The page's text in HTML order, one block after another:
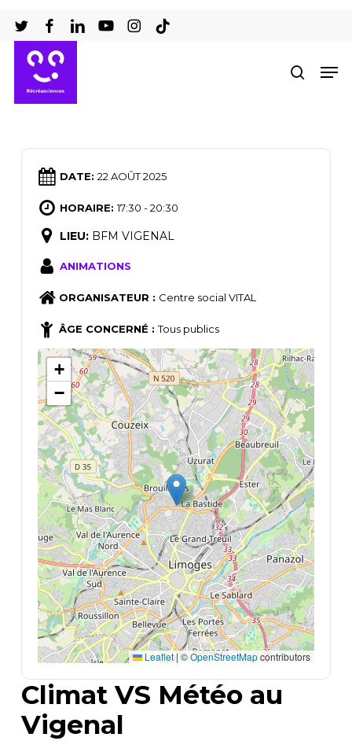
au
contenu
principal
DATE: 22 AOÛT 2025
HORAIRE:17:30 - 20:30
LIEU: BFM VIGENAL
ANIMATIONS
ORGANISATEUR : Centre social VITAL
ÂGE CONCERNÉ :Tous publics
+
−
Leaflet |©OpenStreetMapcontributors
Climat VS Météo au
Vigenal
le